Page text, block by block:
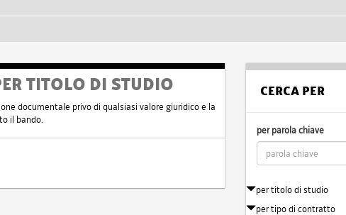
TITOLO DI STUDIO
documentale privo di qualsiasi valore giuridico e la
il bando.
CERCA PER
per parola chiave
per titolo di studio
per tipo di contratto